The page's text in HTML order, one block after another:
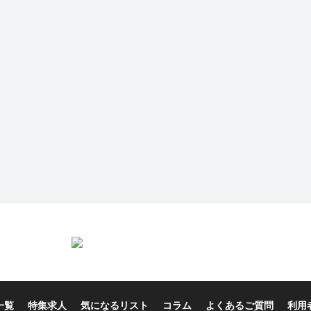
覧 特集求人 気になるリスト コラム よくあるご質問 利用